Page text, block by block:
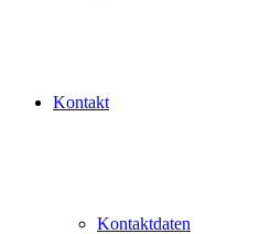
Kontakt
Kontaktdaten